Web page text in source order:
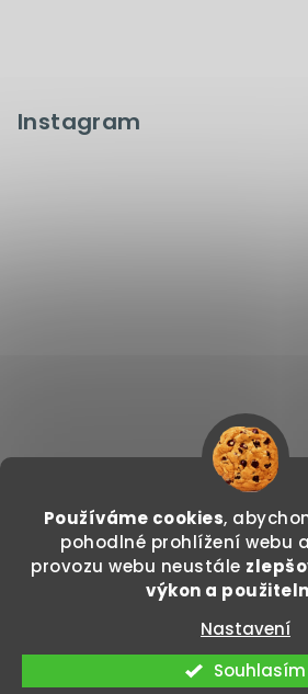
Používáme cookies,
pohodlné prohlížení webu
provozu webu neustále
výkon a
Nastavení
Souhlasím
Instagram
Sledovat na Instagramu
Copyright 2026GODDO.CZ.
vyhrazena.
Vytvořil